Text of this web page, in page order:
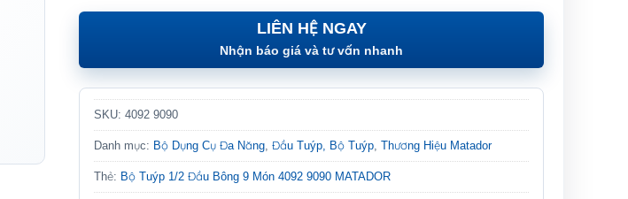
LIÊN HỆ NGAY
Nhận báo giá và tư vấn nhanh
SKU:4092 9090
Danh mục: Bộ Dụng Cụ Đa Năng,Đầu Tuýp, Bộ Tuýp,Thương Hiệu Matador
Thẻ: Bộ Tuýp 1/2 Đầu Bông 9 Món 4092 9090 MATADOR